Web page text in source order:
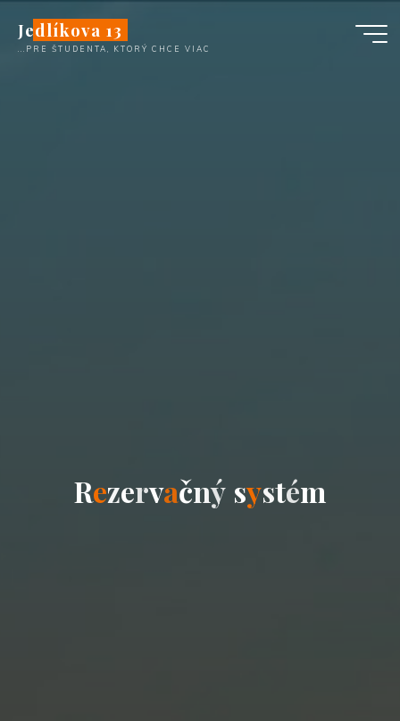
content
Jedlíkova 13
...PRE ŠTUDENTA, KTORÝ CHCE VIAC
Rezervačný systém